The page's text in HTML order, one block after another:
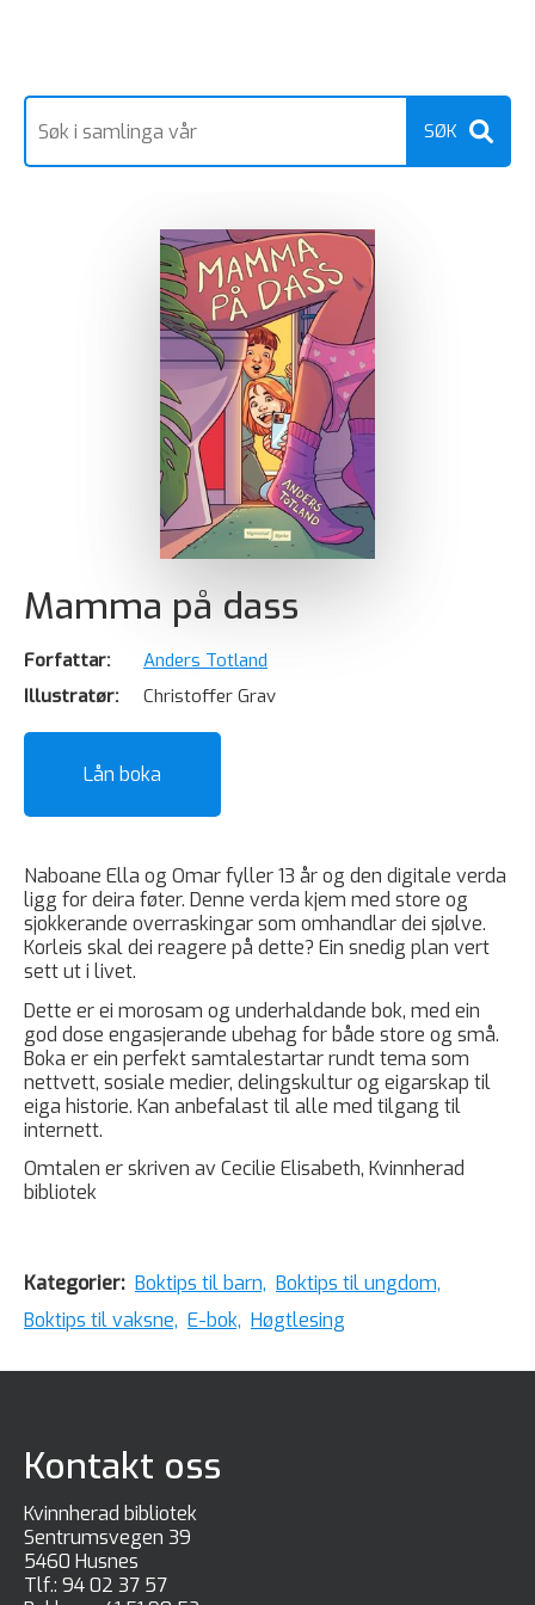
Mamma på dass
Forfattar:
Anders Totland
Illustratør:
Christoffer Grav
Lån boka
Naboane Ella og Omar fyller 13 år og den digitale verda
ligg for deira føter. Denne verda kjem med store og
sjokkerande overraskingar som omhandlar dei sjølve.
Korleis skal dei reagere på dette? Ein snedig plan vert
sett ut i livet.
Dette er ei morosam og underhaldande bok, med ein
god dose engasjerande ubehag for både store og små.
Boka er ein perfekt samtalestartar rundt tema som
nettvett, sosiale medier, delingskultur og eigarskap til
eiga historie. Kan anbefalast til alle med tilgang til
internett.
Omtalen er skriven av Cecilie Elisabeth, Kvinnherad
bibliotek
Kategorier: Boktips til barn, Boktips til ungdom,
Boktips til vaksne, E-bok, Høgtlesing
Kontakt oss
Kvinnherad bibliotek
Sentrumsvegen 39
5460 Husnes
Tlf.: 94 02 37 57